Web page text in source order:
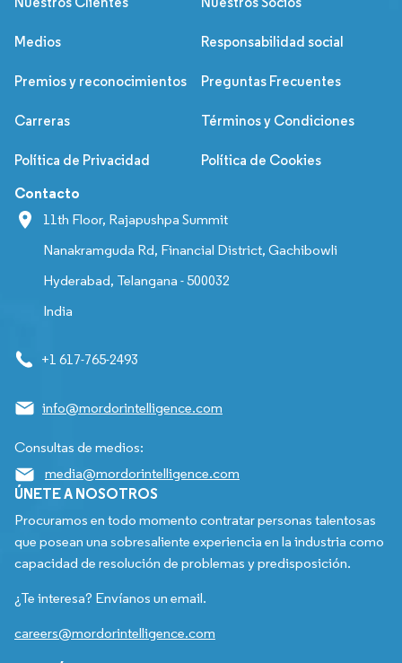
Medios Responsabilidad social
Premios y reconocimientos Preguntas Frecuentes
Carreras Términos y Condiciones
Política de Privacidad Política de Cookies
Contacto
11th Floor, Rajapushpa Summit
Nanakramguda Rd, Financial District, Gachibowli
Hyderabad, Telangana - 500032
India
+1 617-765-2493
info@mordorintelligence.com
Consultas de medios:
media@mordorintelligence.com
ÚNETE A NOSOTROS
Procuramos en todo momento contratar personas talentosas
que posean una sobresaliente experiencia en la industria como
capacidad de resolución de problemas y predisposición.
¿Te interesa? Envíanos un email.
careers@mordorintelligence.com